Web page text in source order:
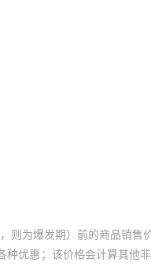
则为爆发期）前的商品销售
种优惠；该价格会计算其他